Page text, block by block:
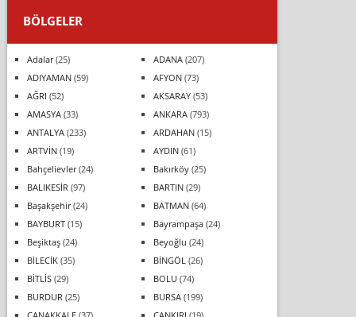
BÖLGELER
Adalar(25) ADANA(207)
ADIYAMAN(59) AFYON(73)
AĞRI (52) AKSARAY(53)
AMASYA(33) ANKARA(793)
ANTALYA(233) ARDAHAN(15)
ARTVİN(19) AYDIN(61)
Bahçelievler(24) Bakırköy(25)
BALIKESİR (97) BARTIN(29)
Başakşehir(24) BATMAN(64)
BAYBURT(15) Bayrampaşa(24)
Beşiktaş(24) Beyoğlu (24)
BİLECİK(35) BİNGÖL (26)
BİTLİS(29) BOLU (74)
BURDUR (25) BURSA(199)